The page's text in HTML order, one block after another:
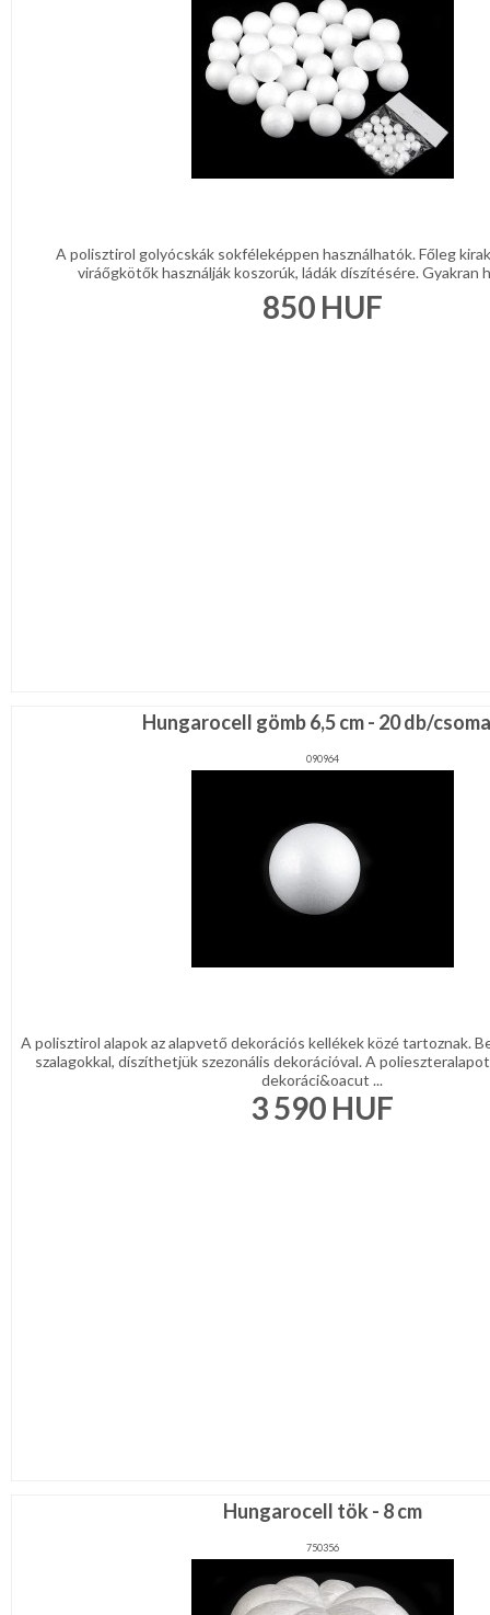
A polisztirol golyócskák sokféleképpen használhatók. Főleg
viráőgkötők használják koszorúk, ládák díszítésére. Gyakran
850HUF
Hungarocell gömb 6,5 cm - 20 db/
090964
A polisztirol alapok az alapvető dekorációs kellékek közé tartoznak.
szalagokkal, díszíthetjük szezonális dekorációval. A
dekoráci&oacut ...
3 590 HUF
Hungarocell tök - 8 cm
750356